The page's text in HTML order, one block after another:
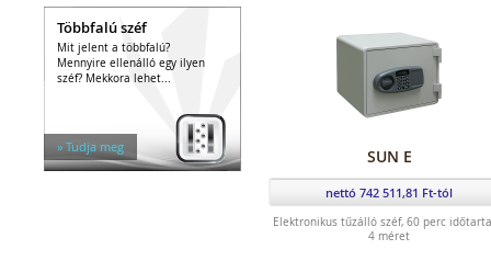
Többfalú széf
Mit jelent a többfalú?
Mennyire ellenálló egy ilyen
széf? Mekkora lehet...
» Tudja meg SUN E
nettó 742 511,81 Ft-tól
Elektronikus tűzálló széf, 60 perc
4 méret